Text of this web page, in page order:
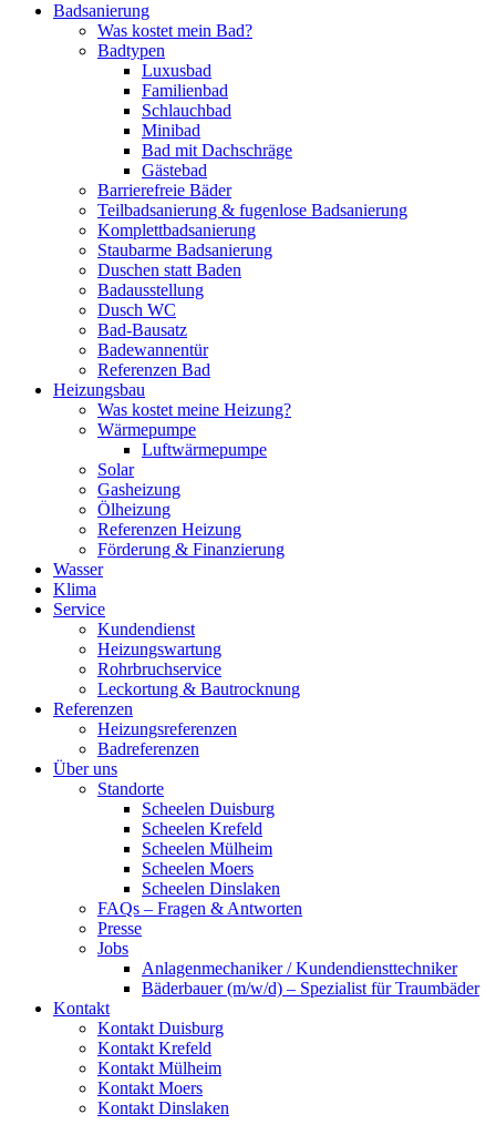
Badsanierung
Was kostet mein Bad?
Badtypen
Luxusbad
Familienbad
Schlauchbad
Minibad
Bad mit Dachschräge
Gästebad
Barrierefreie Bäder
Teilbadsanierung & fugenlose Badsanierung
Komplettbadsanierung
Staubarme Badsanierung
Duschen statt Baden
Badausstellung
Dusch WC
Bad-Bausatz
Badewannentür
Referenzen Bad
Heizungsbau
Was kostet meine Heizung?
Wärmepumpe
Luftwärmepumpe
Solar
Gasheizung
Ölheizung
Referenzen Heizung
Förderung & Finanzierung
Wasser
Klima
Service
Kundendienst
Heizungswartung
Rohrbruchservice
Leckortung & Bautrocknung
Referenzen
Heizungsreferenzen
Badreferenzen
Über uns
Standorte
Scheelen Duisburg
Scheelen Krefeld
Scheelen Mülheim
Scheelen Moers
Scheelen Dinslaken
FAQs – Fragen & Antworten
Presse
Jobs
Anlagenmechaniker / Kundendiensttechniker
Bäderbauer (m/w/d) – Spezialist für Traumbäder
Kontakt
Kontakt Duisburg
Kontakt Krefeld
Kontakt Mülheim
Kontakt Moers
Kontakt Dinslaken